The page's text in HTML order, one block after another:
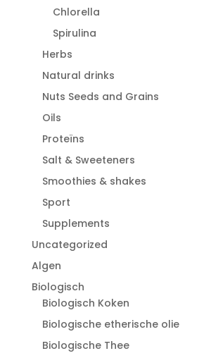
Chlorella
Spirulina
Herbs
Natural drinks
Nuts Seeds and Grains
Oils
Proteïns
Salt & Sweeteners
Smoothies & shakes
Sport
Supplements
Uncategorized
Algen
Biologisch
Biologisch Koken
Biologische etherische olie
Biologische Thee